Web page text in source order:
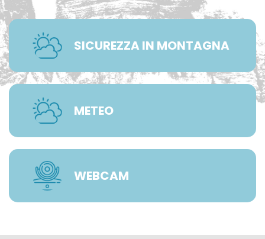
SICUREZZA IN MONTAGNA
METEO
WEBCAM